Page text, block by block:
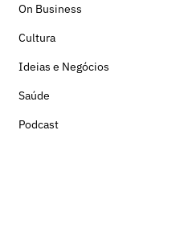
On Business
Cultura
Ideias e Negócios
Saúde
Podcast